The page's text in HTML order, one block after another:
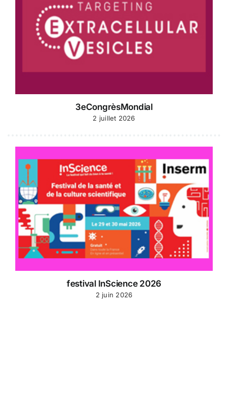
3eCongrèsMondial
2 juillet 2026
festival InScience 2026
2 juin 2026